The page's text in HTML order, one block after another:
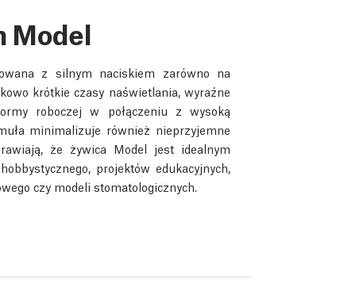
Model
z silnym naciskiem zarówno na
krótkie czasy naświetlania, wyraźne
roboczej w połączeniu z wysoką
minimalizuje również nieprzyjemne
że żywica Model jest idealnym
projektów edukacyjnych,
czy modeli stomatologicznych.